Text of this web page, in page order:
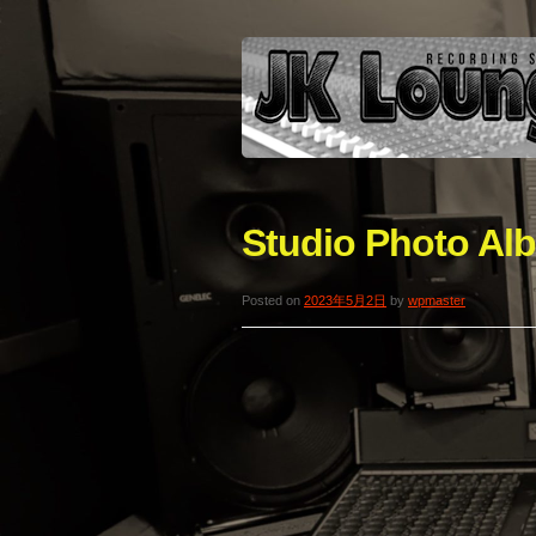
Studio Photo
Posted on 2023年5月2日 by wpmaster